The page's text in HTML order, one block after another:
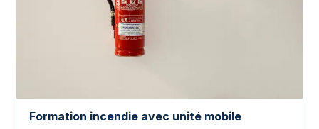
Formation incendie avec unité mobile